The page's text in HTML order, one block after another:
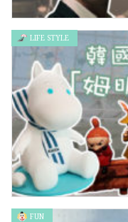
男神Benedict
LIFE STYLE
FUN